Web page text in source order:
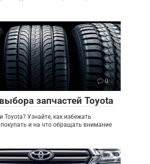
0
запчастей Toyota
Toyota? Узнайте, как избежать
покупать и на что обращать внимание